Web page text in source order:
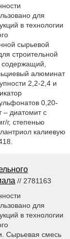
для
в технологии
сырьевой
строительной
содержащий,
алюминат
2,2-2,4 и
0,20-
– диатомит с
г, степенью
калиевую
// 2781163
для
в технологии
Сырьевая смесь